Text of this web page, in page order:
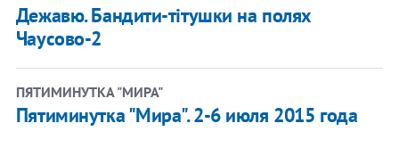
Дежавю. Бандити-тітушки на полях
Чаусово-2
ПЯТИМИНУТКА "МИРА"
​Пятиминутка "Мира". 2-6 июля 2015 года